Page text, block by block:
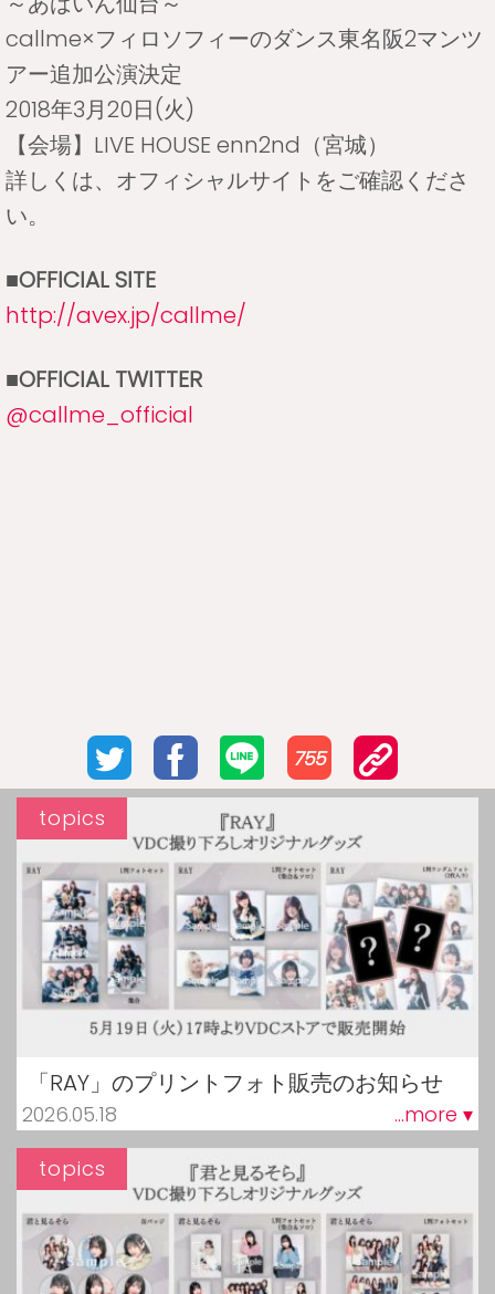
callme×フィロソフィーのダンス東名阪2マンツ
アー追加公演決定
2018年3月20日(火)
【会場】LIVE HOUSE enn2nd（宮城）
詳しくは、オフィシャルサイトをご確認くださ
い。
■OFFICIAL SITE
http://avex.jp/callme/
■OFFICIAL TWITTER
@callme_official
755
「RAY」のプリントフォト販売のお知らせ
2026.05.18 ...more ▾
topics
topics